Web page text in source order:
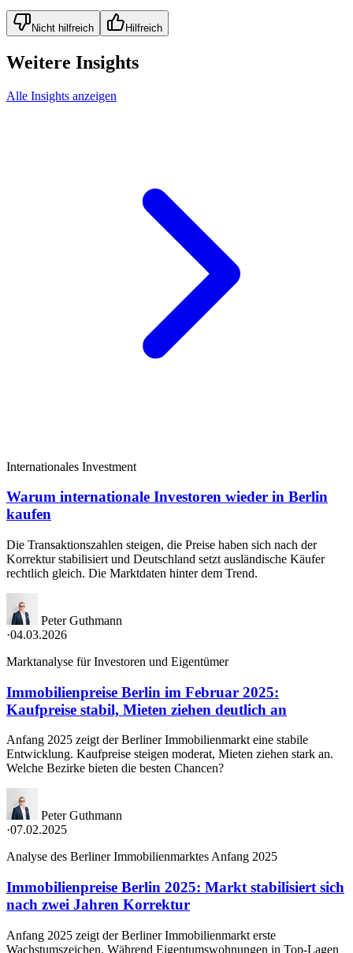
Nicht hilfreich Hilfreich
Weitere Insights
Alle Insights anzeigen
Internationales Investment
Warum internationale Investoren wieder in Berlin
kaufen
Die Transaktionszahlen steigen, die Preise haben sich nach der
Korrektur stabilisiert und Deutschland setzt ausländische Käufer
rechtlich gleich. Die Marktdaten hinter dem Trend.
Peter Guthmann
·04.03.2026
Marktanalyse für Investoren und Eigentümer
Immobilienpreise Berlin im Februar 2025:
Kaufpreise stabil, Mieten ziehen deutlich an
Anfang 2025 zeigt der Berliner Immobilienmarkt eine stabile
Entwicklung. Kaufpreise steigen moderat, Mieten ziehen stark an.
Welche Bezirke bieten die besten Chancen?
Peter Guthmann
·07.02.2025
Analyse des Berliner Immobilienmarktes Anfang 2025
Immobilienpreise Berlin 2025: Markt stabilisiert sich
nach zwei Jahren Korrektur
Anfang 2025 zeigt der Berliner Immobilienmarkt erste
Wachstumszeichen. Während Eigentumswohnungen in Top-Lagen